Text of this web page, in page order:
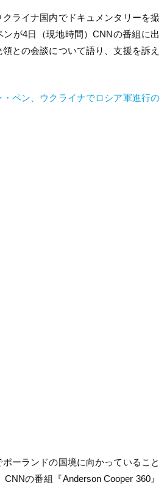
ライナ国内でドキュメンタリーを撮
が4日（現地時間）CNNの番組に出
との会談について語り、支援を訴え
ペン、ウクライナでロシア軍進行の
ーランドの国境に向かっていること
の番組『Anderson Cooper 360』